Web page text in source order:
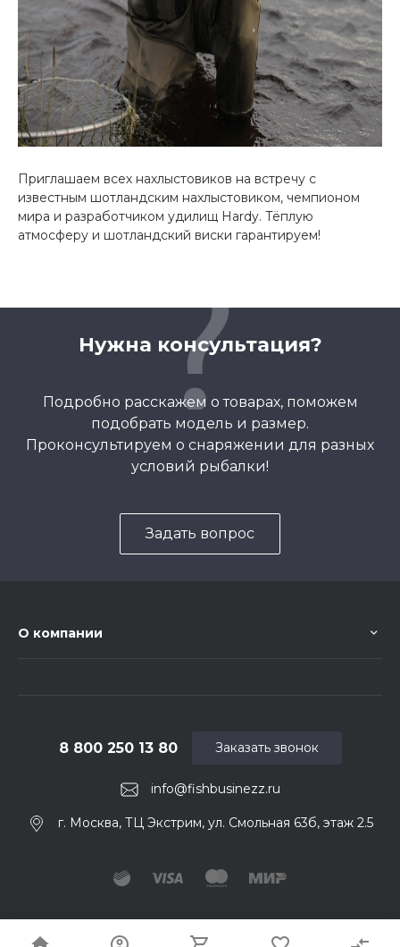
Приглашаем всех нахлыстовиков на встречу с
известным шотландским нахлыстовиком, чемпионом
мира и разработчиком удилищ Hardy. Тёплую
атмосферу и шотландский виски гарантируем!
Нужна консультация?
Подробно расскажем о товарах, поможем
подобрать модель и размер.
Проконсультируем о снаряжении для разных
условий рыбалки!
Задать вопрос
О компании
info@fishbusinezz.ru
8 800 250 13 80
г. Москва, ТЦ Экстрим, ул. Смольная 63б, этаж 2.5
Заказать звонок